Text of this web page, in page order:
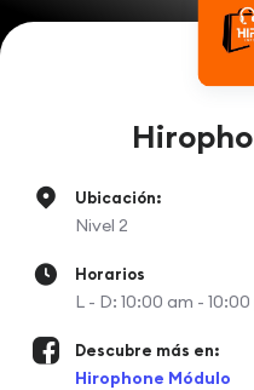
Ubicación:
Nivel 2
Horarios
L - D: 10:00 am -
Descubre más en:
Hirophone Módulo